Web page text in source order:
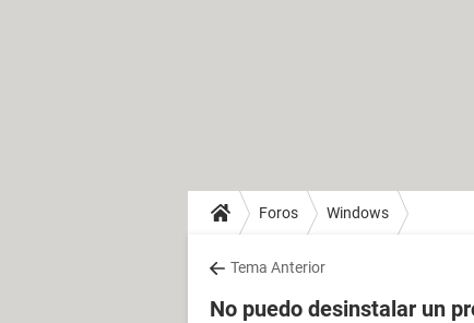
Foros Windows
Tema Anterior
No puedo desinstalar un